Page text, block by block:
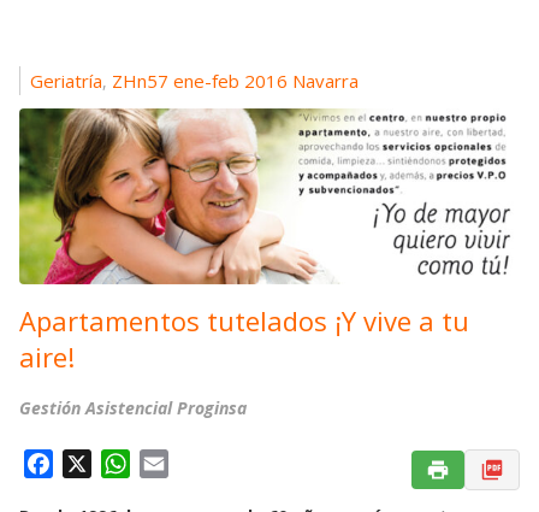
Geriatría, ZHn57 ene-feb 2016 Navarra
Apartamentos tutelados ¡Y vive a tu
aire!
Gestión Asistencial Proginsa
W